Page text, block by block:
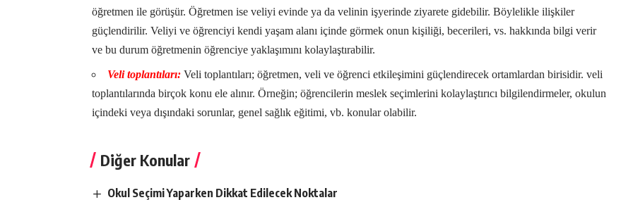
öğretmen ile görüşür. Öğretmen ise veliyi evinde ya da velinin işyerinde ziyarete gidebilir. Böylelikle ilişkiler
güçlendirilir. Veliyi ve öğrenciyi kendi yaşam alanı içinde görmek onun kişiliği, becerileri, vs. hakkında bilgi verir
ve bu durum öğretmenin öğrenciye yaklaşımını kolaylaştırabilir.
Veli toplantıları: Veli toplantıları; öğretmen, veli ve öğrenci etkileşimini güçlendirecek ortamlardan birisidir. veli
toplantılarında birçok konu ele alınır. Örneğin; öğrencilerin meslek seçimlerini kolaylaştırıcı bilgilendirmeler, okulun
içindeki veya dışındaki sorunlar, genel sağlık eğitimi, vb. konular olabilir.
Diğer Konular
Okul Seçimi Yaparken Dikkat Edilecek Noktalar